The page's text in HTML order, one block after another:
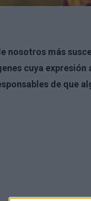
nosotros más
cuya
de que